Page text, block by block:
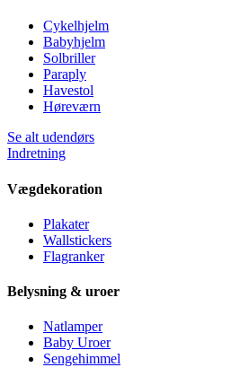
Cykelhjelm
Babyhjelm
Solbriller
Paraply
Havestol
Høreværn
Se alt udendørs
Indretning
Vægdekoration
Plakater
Wallstickers
Flagranker
Belysning & uroer
Natlamper
Baby Uroer
Sengehimmel